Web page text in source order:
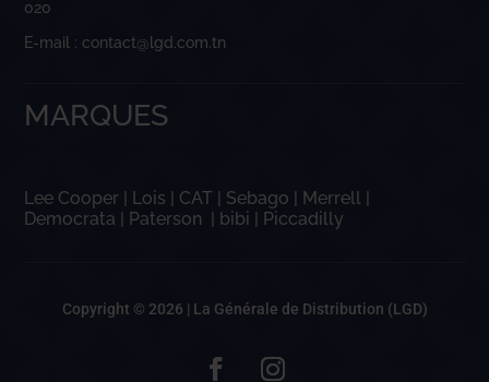
020
E-mail : contact@lgd.com.tn
MARQUES
Lee Cooper | Lois | CAT | Sebago | Merrell |
Democrata | Paterson | bibi | Piccadilly
Copyright © 2026 | La Générale de Distribution (LGD)